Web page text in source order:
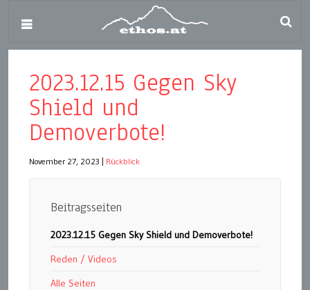
2023.12.15 Gegen Sky
Shield und
Demoverbote!
November 27, 2023 Rückblick
Beitragsseiten
2023.12.15 Gegen Sky Shield und Demoverbote!
Reden / Videos
Alle Seiten